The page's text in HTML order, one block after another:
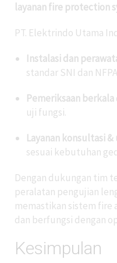
layanan fire protection
PT. Elektrindo Utama
Instalasi dan
standar SNI dan
Pemeriksaan berkala
uji fungsi.
Layanan konsultasi
sesuai kebutuhan
Dengan dukungan tim
peralatan pengujian
memastikan sistem fire
dan berfungsi dengan
Kesimpulan